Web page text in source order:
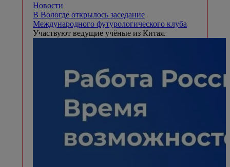
Новости
В Вологде открылось заседание
Международного футурологического клуба
Участвуют ведущие учёные из Китая.